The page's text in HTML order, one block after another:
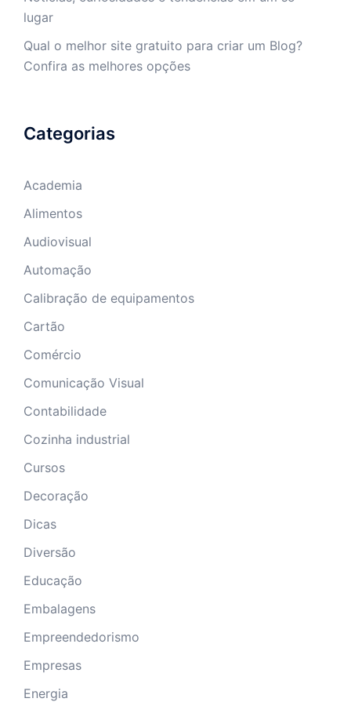
lugar
Qual o melhor site gratuito para criar um Blog?
Confira as melhores opções
Categorias
Academia
Alimentos
Audiovisual
Automação
Calibração de equipamentos
Cartão
Comércio
Comunicação Visual
Contabilidade
Cozinha industrial
Cursos
Decoração
Dicas
Diversão
Educação
Embalagens
Empreendedorismo
Empresas
Energia